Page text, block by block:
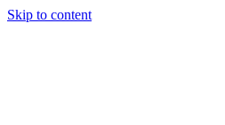
Skip to content